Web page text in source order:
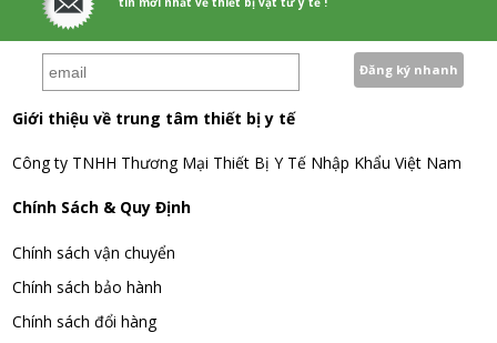
Giới thiệu về trung tâm thiết bị y tế
Công ty TNHH Thương Mại Thiết Bị Y Tế Nhập Khẩu Việt Nam
Chính Sách & Quy Định
Chính sách vận chuyển
Chính sách bảo hành
Chính sách đổi hàng